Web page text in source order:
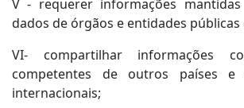
V - requerer informações
dados de órgãos e entidades públicas
VI- compartilhar informações
competentes de outros países e
internacionais;